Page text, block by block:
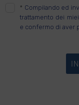
* Compilando ed
trattamento dei
e confermo di aver